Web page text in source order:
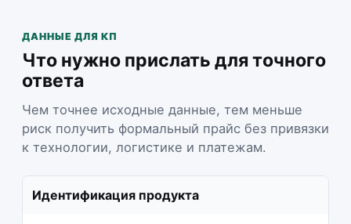
ДАННЫЕ ДЛЯ КП
Что нужно прислать для точного
ответа
Чем точнее исходные данные, тем меньше
риск получить формальный прайс без привязки
к технологии, логистике и платежам.
Идентификация продукта